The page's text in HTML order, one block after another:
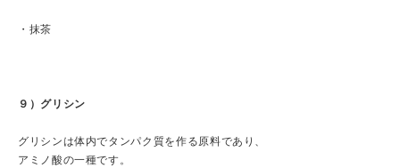
・抹茶
９）グリシン
グリシンは体内でタンパク質を作る原料であり、
アミノ酸の一種です。